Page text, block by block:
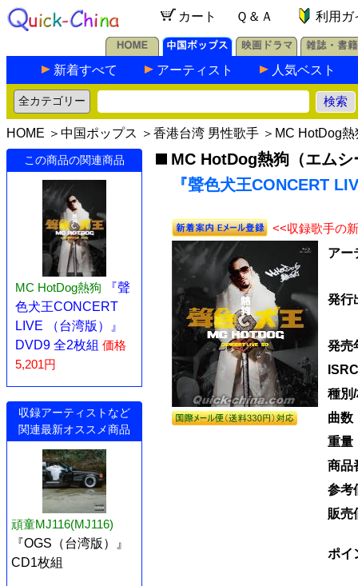
カート Ｑ＆Ａ 利用ガ
新着すべて アーティスト 人気ベスト
HOME ＞ 中国ポップス ＞ 香港台湾 男性歌手 ＞ MC HotDog
この商品の関連商品
MC HotDog熱狗
『聲
色犬王CONCERT
LIVE （台湾版）』
DVD9 全2枚組 価格
5,201円
収録アーティストなど
関連最新オススメ商品
頑童MJ116(MJ116)
『OGS（台湾版）』
CD1枚組
MC HotDog熱狗（エム
『聲色犬王CONCERT
<<収録歌手の
アー
発行
発売
種別
曲数
重量
商品
参考
販売
ポイ